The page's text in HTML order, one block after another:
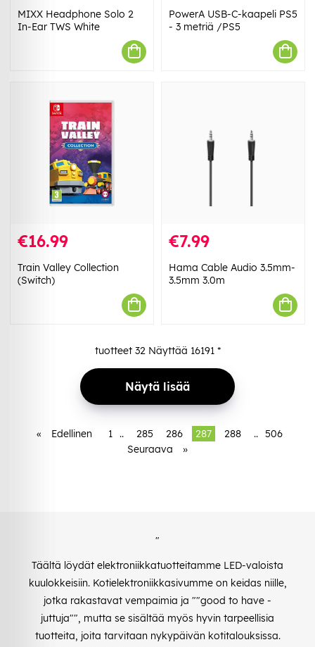
MIXX Headphone Solo 2
In-Ear TWS White
PowerA USB-C-kaapeli PS5
- 3 metriä /PS5
€16.99
Train Valley Collection
(Switch)
€7.99
Hama Cable Audio 3.5mm-
3.5mm 3.0m
tuotteet 32Näyttää 16191*
Näytä lisää
« Edellinen 1 .. 285 286 287 288 .. 506
Seuraava
»
"
Täältä löydät elektroniikkatuotteitamme LED-valoista
kuulokkeisiin. Kotielektroniikkasivumme on keidas niille,
jotka rakastavat vempaimia ja ""good to have -
juttuja"", mutta se sisältää myös hyvin tarpeellisia
tuotteita, joita tarvitaan nykypäivän kotitalouksissa.